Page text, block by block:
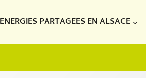
ENERGIES PARTAGEES EN ALSACE